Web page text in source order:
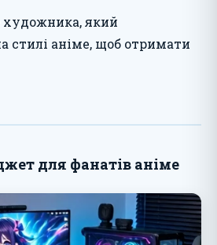
художника, який
стилі аніме, щоб отримати
для фанатів аніме